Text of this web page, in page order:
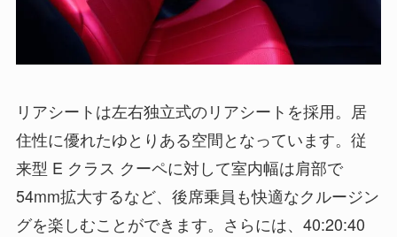
リアシートは左右独立式のリアシートを採用。居
住性に優れたゆとりある空間となっています。従
来型 E クラス クーペに対して室内幅は肩部で
54mm拡大するなど、後席乗員も快適なクルージン
グを楽しむことができます。さらには、40:20:40